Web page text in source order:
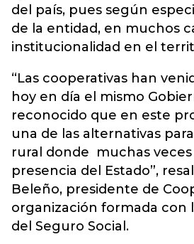
del país, pues según
de la entidad, en muchos
institucionalidad en el
“Las cooperativas han
hoy en día el mismo
reconocido que en este
una de las alternativas
rural donde muchas
presencia del Estado”,
Beleño, presidente de
organización formada con
del Seguro Social.